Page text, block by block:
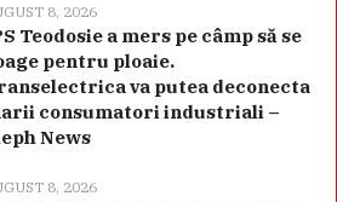
8, 2026
Teodosie a mers pe câmp să se
pentru ploaie.
va putea deconecta
consumatori industriali –
News
8, 2026